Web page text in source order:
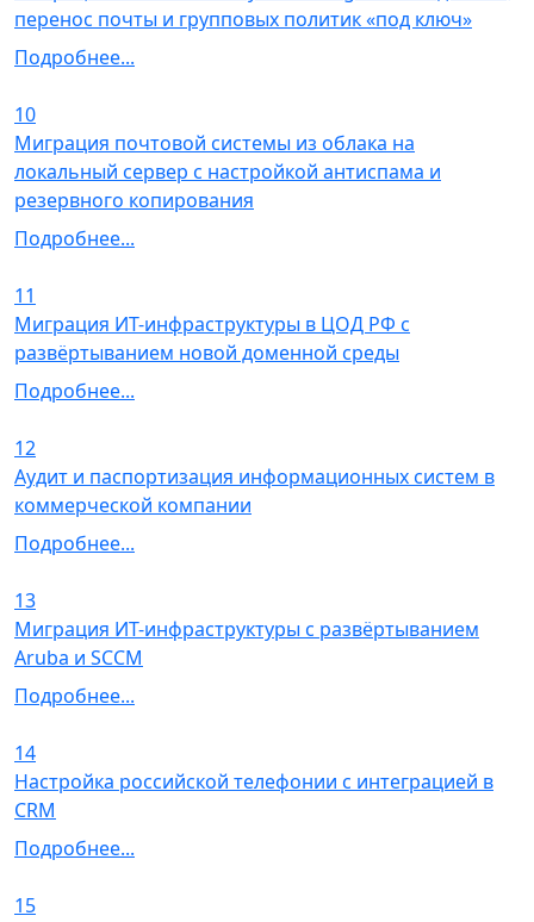
перенос почты и групповых политик «под ключ»
Подробнее...
10
Миграция почтовой системы из облака на
локальный сервер с настройкой антиспама и
резервного копирования
Подробнее...
11
Миграция ИТ-инфраструктуры в ЦОД РФ с
развёртыванием новой доменной среды
Подробнее...
12
Аудит и паспортизация информационных систем в
коммерческой компании
Подробнее...
13
Миграция ИТ-инфраструктуры с развёртыванием
Aruba и SCCM
Подробнее...
14
Настройка российской телефонии с интеграцией в
CRM
Подробнее...
15